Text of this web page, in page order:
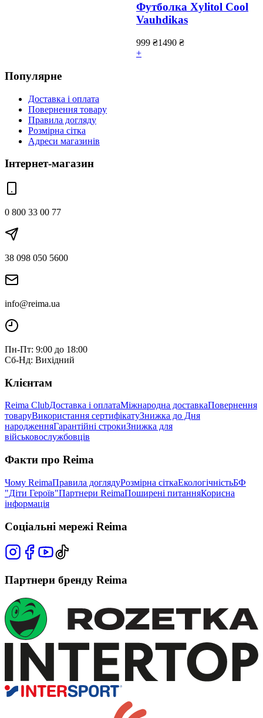
Футболка Xylitol Cool
Vauhdikas
999 ₴1490 ₴
+
Популярне
Доставка і оплата
Повернення товару
Правила догляду
Розмірна сітка
Адреси магазинів
Інтернет-магазин
0 800 33 00 77
38 098 050 5600
info@reima.ua
Пн-Пт: 9:00 до 18:00
Сб-Нд: Вихідний
Клієнтам
Reima ClubДоставка і оплатаМіжнародна доставкаПовернення
товаруВикористання сертифікатуЗнижка до Дня
народженняГарантійні строкиЗнижка для
військовослужбовців
Факти про Reima
Чому ReimaПравила доглядуРозмірна сіткаЕкологічністьБФ
"Діти Героїв"Партнери ReimaПоширені питанняКорисна
інформація
Соціальні мережі Reima
Партнери бренду Reima